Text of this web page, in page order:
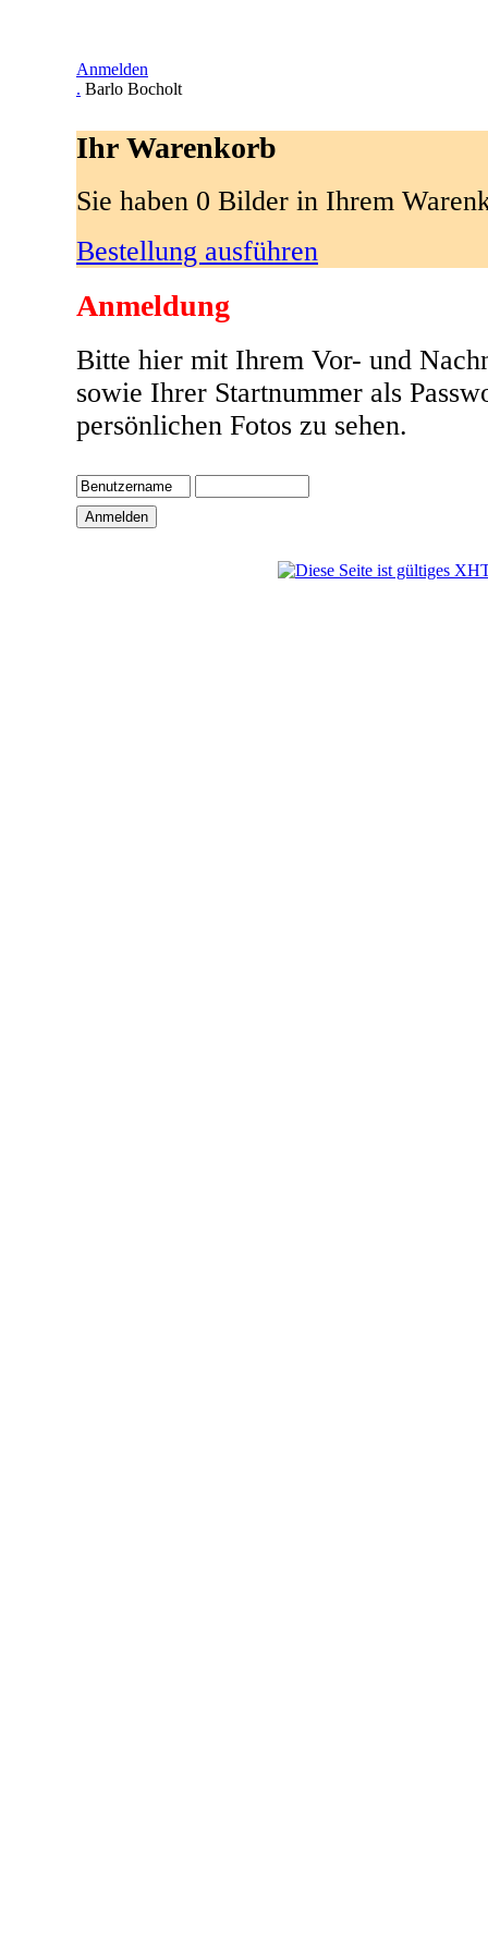
Anmelden
. Barlo Bocholt
Ihr Warenkorb
Sie haben 0 Bilder in Ihrem
Bestellung ausführen
Anmeldung
Bitte hier mit Ihrem Vor- und
sowie Ihrer Startnummer als
persönlichen Fotos zu sehen.